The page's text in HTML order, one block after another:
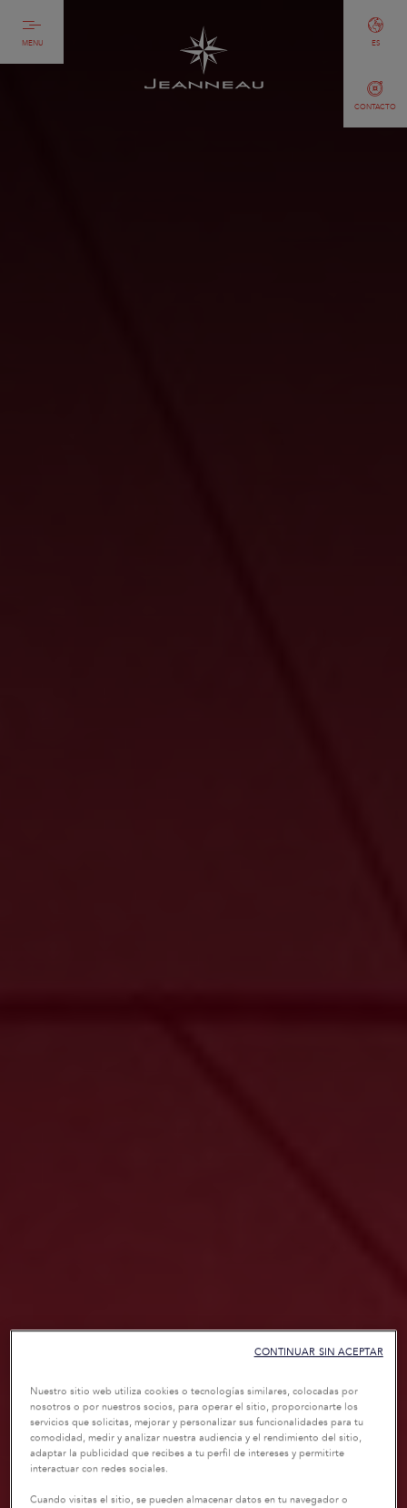
MENU
CONTACTO
ES
Nuestro sitio web utiliza cookies o tecnologías similares, colocadas por
nosotros o por nuestros socios, para operar el sitio, proporcionarte los
servicios que solicitas, mejorar y personalizar sus funcionalidades para tu
comodidad, medir y analizar nuestra audiencia y el rendimiento del sitio,
adaptar la publicidad que recibes a tu perfil de intereses y permitirte
interactuar con redes sociales.
Cuando visitas el sitio, se pueden almacenar datos en tu navegador o
CONTINUAR SIN ACEPTAR